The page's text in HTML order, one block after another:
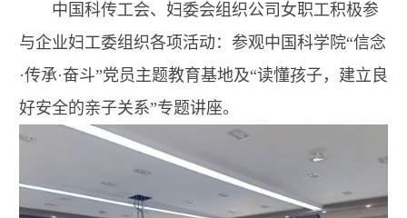
中国科传工会、妇委会组织公司女职工积极参
与企业妇工委组织各项活动：参观中国科学院“信念
·传承·奋斗”党员主题教育基地及“读懂孩子，建立良
好安全的亲子关系”专题讲座。